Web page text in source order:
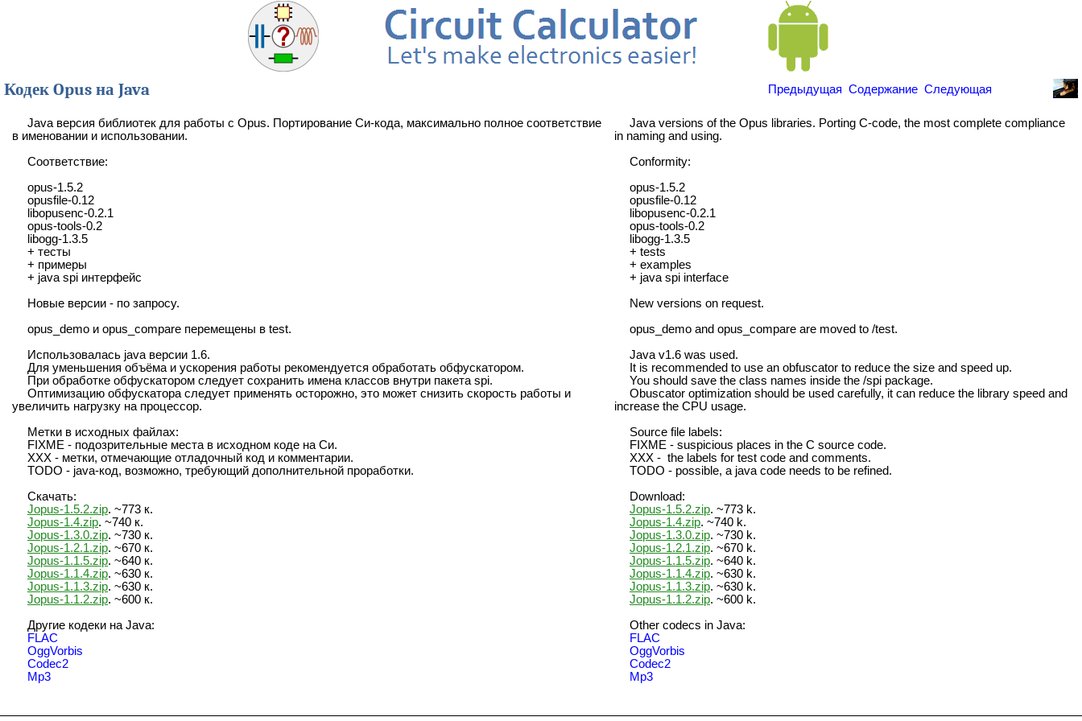
Кодек Opus на Java Предыдущая Содержание Следующая
Java версия библиотек для работы с Opus. Портирование Си-кода, максимально полное соответствие
в именовании и использовании.
Соответствие:
opus-1.5.2
opusfile-0.12
libopusenc-0.2.1
opus-tools-0.2
libogg-1.3.5
+ тесты
+ примеры
+ java spi интерфейс
Новые версии - по запросу.
opus_demo и opus_compare перемещены в test.
Использовалась java версии 1.6.
Для уменьшения объёма и ускорения работы рекомендуется обработать обфускатором.
При обработке обфускатором следует сохранить имена классов внутри пакета spi.
Оптимизацию обфускатора следует применять осторожно, это может снизить скорость работы и
увеличить нагрузку на процессор.
Метки в исходных файлах:
FIXME - подозрительные места в исходном коде на Си.
XXX - метки, отмечающие отладочный код и комментарии.
TODO - java-код, возможно, требующий дополнительной проработки.
Скачать:
Jopus-1.5.2.zip. ~773 к.
Jopus-1.4.zip. ~740 к.
Jopus-1.3.0.zip. ~730 к.
Jopus-1.2.1.zip. ~670 к.
Jopus-1.1.5.zip. ~640 к.
Jopus-1.1.4.zip. ~630 к.
Jopus-1.1.3.zip. ~630 к.
Jopus-1.1.2.zip. ~600 к.
Другие кодеки на Java:
FLAC
OggVorbis
Codec2
Mp3
Java versions of the Opus libraries. Porting C-code, the most complete compliance
in naming and using.
Conformity:
opus-1.5.2
opusfile-0.12
libopusenc-0.2.1
opus-tools-0.2
libogg-1.3.5
+ tests
+ examples
+ java spi interface
New versions on request.
opus_demo and opus_compare are moved to /test.
Java v1.6 was used.
It is recommended to use an obfuscator to reduce the size and speed up.
You should save the class names inside the /spi package.
Obuscator optimization should be used carefully, it can reduce the library speed and
increase the CPU usage.
Source file labels:
FIXME - suspicious places in the C source code.
XXX - the labels for test code and comments.
TODO - possible, a java code needs to be refined.
Download:
Jopus-1.5.2.zip. ~773 k.
Jopus-1.4.zip. ~740 k.
Jopus-1.3.0.zip. ~730 k.
Jopus-1.2.1.zip. ~670 k.
Jopus-1.1.5.zip. ~640 k.
Jopus-1.1.4.zip. ~630 k.
Jopus-1.1.3.zip. ~630 k.
Jopus-1.1.2.zip. ~600 k.
Other codecs in Java:
FLAC
OggVorbis
Codec2
Mp3